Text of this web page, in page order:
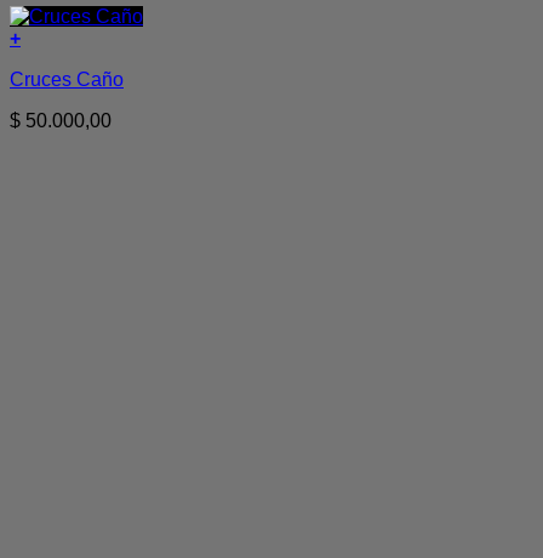
+
Cruces Caño
$ 50.000,00